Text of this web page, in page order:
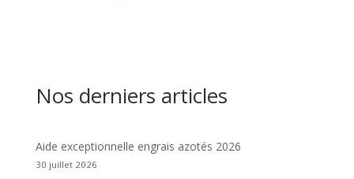
Nos derniers articles
Aide exceptionnelle engrais azotés 2026
30 juillet 2026